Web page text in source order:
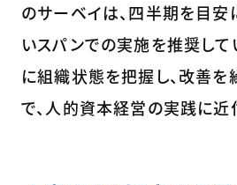
のサーベイは、四半期を目安
いスパンでの実施を推奨して
に組織状態を把握し、改善を
で、人的資本経営の実践に近